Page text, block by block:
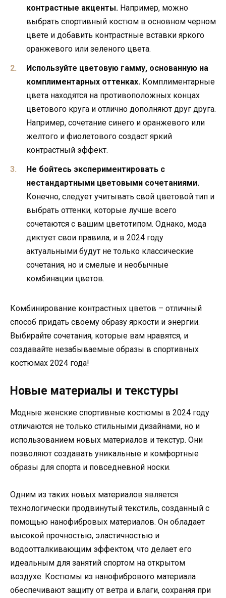
контрастные акценты. Например, можно
выбрать спортивный костюм в основном черном
цвете и добавить контрастные вставки яркого
оранжевого или зеленого цвета.
Используйте цветовую гамму, основанную на
комплиментарных оттенках. Комплиментарные
цвета находятся на противоположных концах
цветового круга и отлично дополняют друг друга.
Например, сочетание синего и оранжевого или
желтого и фиолетового создаст яркий
контрастный эффект.
Не бойтесь экспериментировать с
нестандартными цветовыми сочетаниями.
Конечно, следует учитывать свой цветовой тип и
выбрать оттенки, которые лучше всего
сочетаются с вашим цветотипом. Однако, мода
диктует свои правила, и в 2024 году
актуальными будут не только классические
сочетания, но и смелые и необычные
комбинации цветов.
Комбинирование контрастных цветов – отличный
способ придать своему образу яркости и энергии.
Выбирайте сочетания, которые вам нравятся, и
создавайте незабываемые образы в спортивных
костюмах 2024 года!
Новые материалы и текстуры
Модные женские спортивные костюмы в 2024 году
отличаются не только стильными дизайнами, но и
использованием новых материалов и текстур. Они
позволяют создавать уникальные и комфортные
образы для спорта и повседневной носки.
Одним из таких новых материалов является
технологически продвинутый текстиль, созданный с
помощью нанофибровых материалов. Он обладает
высокой прочностью, эластичностью и
водоотталкивающим эффектом, что делает его
идеальным для занятий спортом на открытом
воздухе. Костюмы из нанофибрового материала
обеспечивают защиту от ветра и влаги, сохраняя при